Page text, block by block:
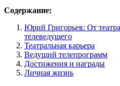
Содержание:
Юрий Григорьев: От
телеведущего
Театральная карьера
Ведущий телепрограмм
Достижения и награды
Личная жизнь